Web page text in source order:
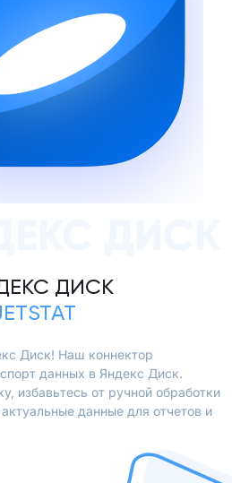
ДИСК
Диск! Наш коннектор
данных в Яндекс Диск.
избавьтесь от ручной обработки
данные для отчетов и